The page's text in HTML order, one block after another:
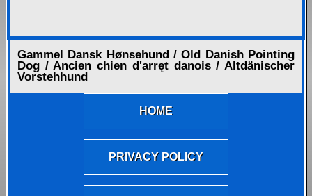
Gammel Dansk Hønsehund / Old Danish Pointing
Dog / Ancien chien d'arręt danois / Altdänischer
Vorstehhund
HOME
PRIVACY POLICY